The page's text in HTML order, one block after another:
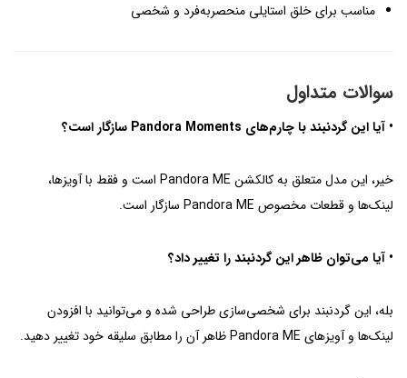
مناسب برای خلق استایلی منحصربه‌فرد و شخصی
سوالات متداول
• آیا این گردنبند با چارم‌های Pandora Moments سازگار است؟
خیر، این مدل متعلق به کالکشن Pandora ME است و فقط با آویزها،
لینک‌ها و قطعات مخصوص Pandora ME سازگار است.
• آیا می‌توان ظاهر این گردنبند را تغییر داد؟
بله، این گردنبند برای شخصی‌سازی طراحی شده و می‌توانید با افزودن
لینک‌ها و آویزهای Pandora ME ظاهر آن را مطابق سلیقه خود تغییر دهید.